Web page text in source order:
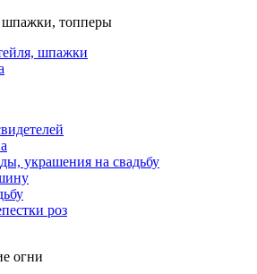
шпажки, топперы
шпажки
украшения на свадьбу
роз
огни